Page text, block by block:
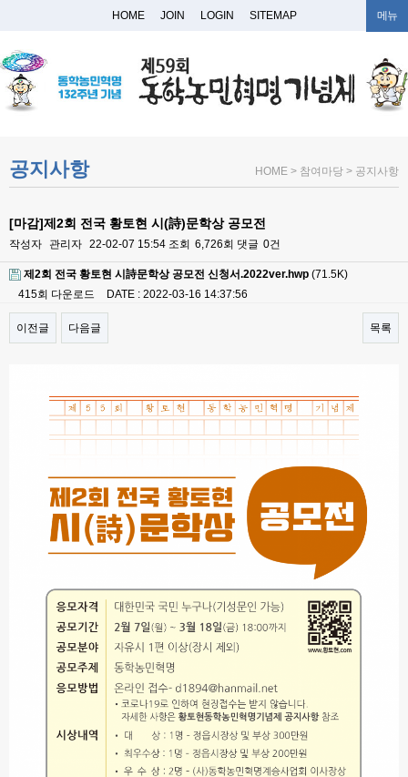
HOME JOIN LOGIN SITEMAP 메뉴
공지사항 HOME > 참여마당 > 공지사항
[마감]제2회 전국 황토현 시(詩)문학상 공모전
작성자 관리자 22-02-07 15:54 조회 6,726회 댓글 0건
제2회 전국 황토현 시詩문학상 공모전 신청서.2022ver.hwp (71.5K)
415회 다운로드
DATE : 2022-03-16 14:37:56
이전글 다음글 목록